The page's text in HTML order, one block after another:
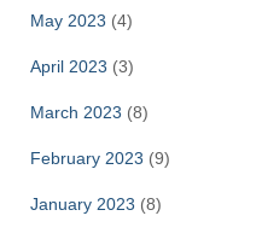
May 2023 (4)
April 2023 (3)
March 2023 (8)
February 2023 (9)
January 2023 (8)